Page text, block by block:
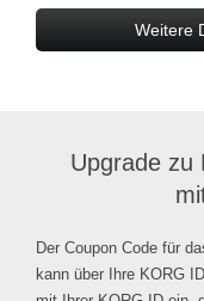
Weitere
Upgrade zu
Der Coupon Code für
kann über Ihre KORG